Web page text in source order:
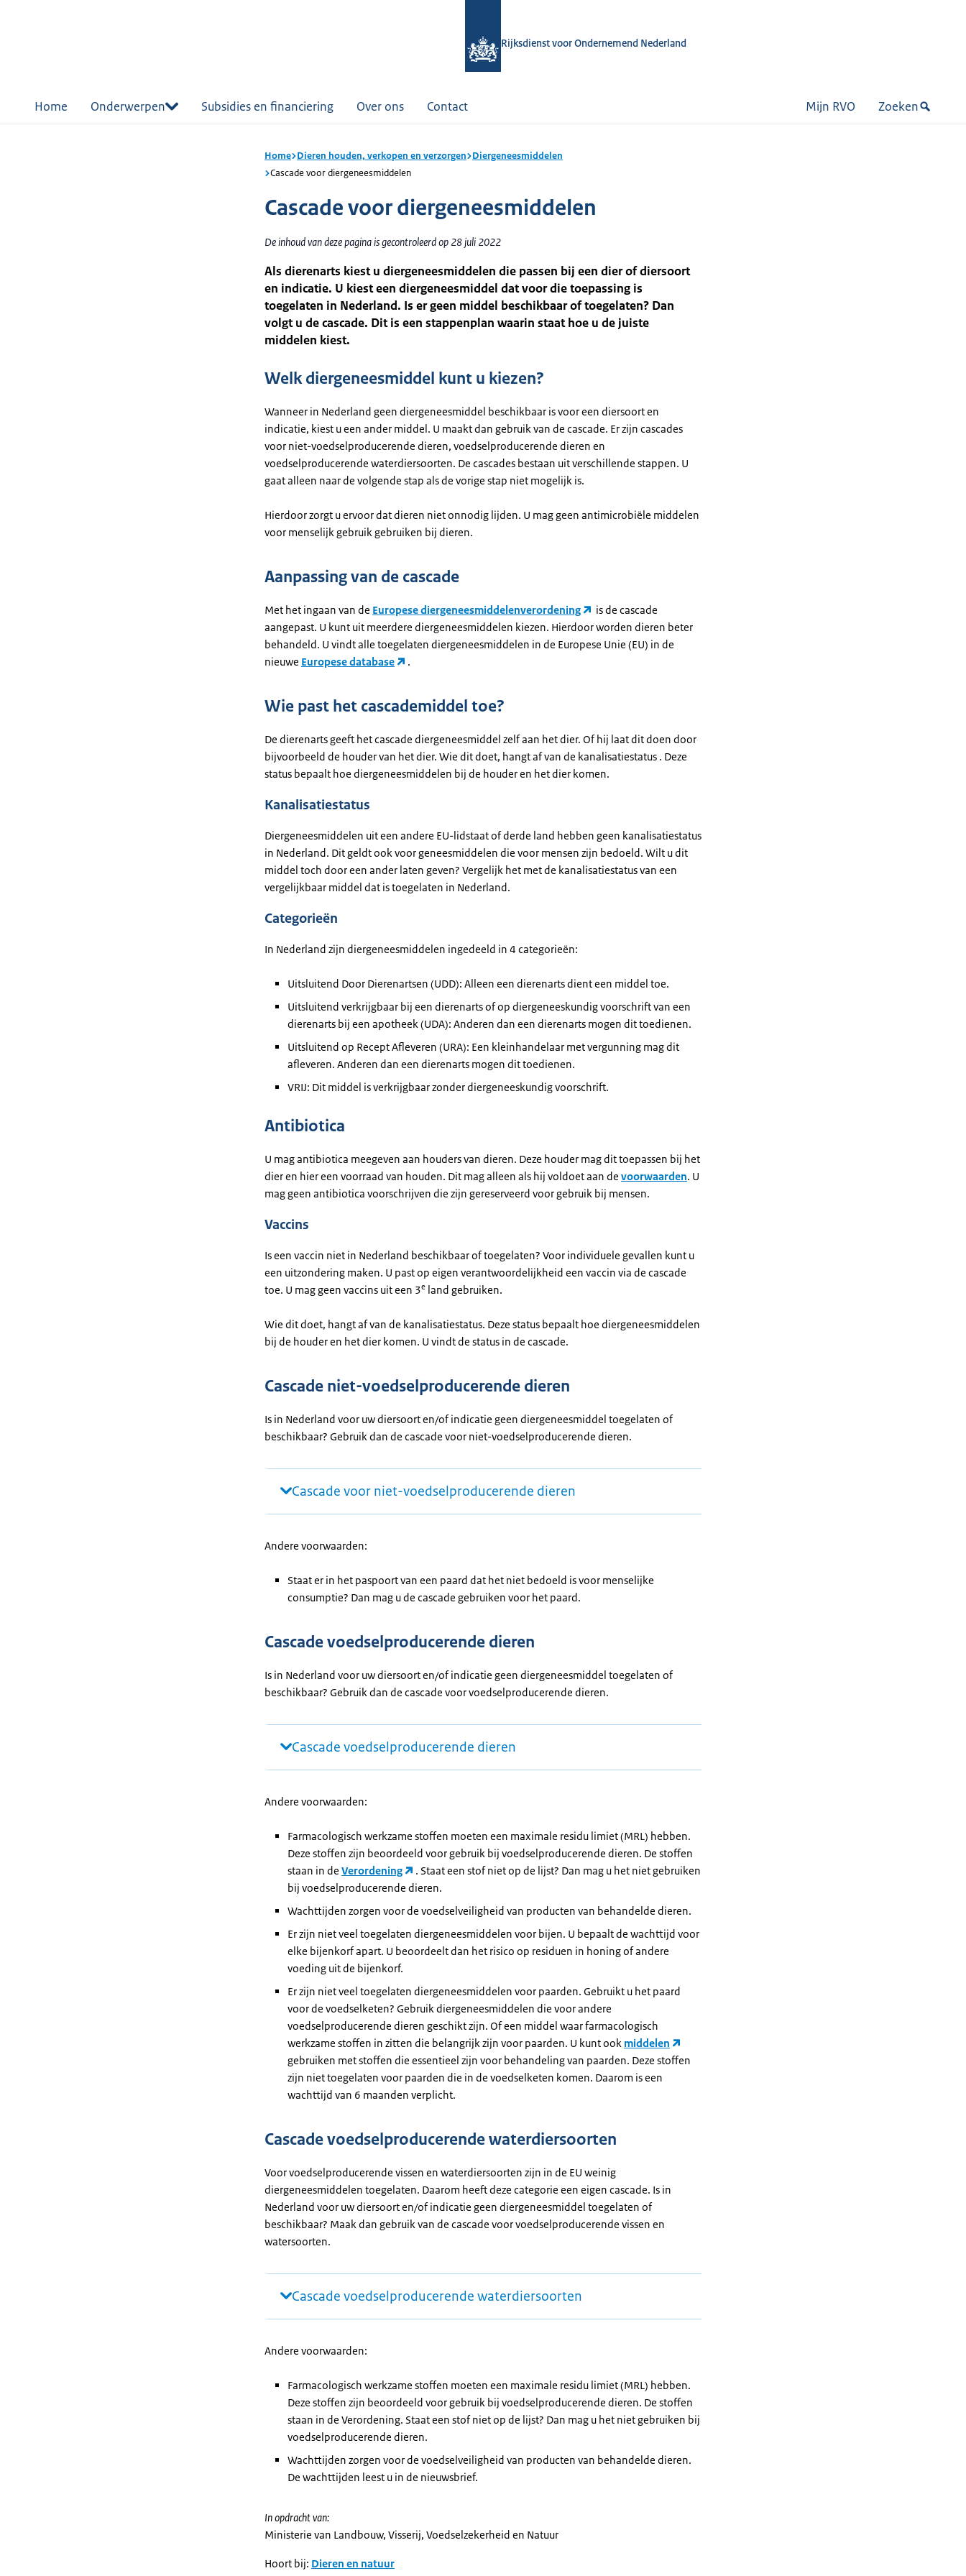
Rijksdienst voor Ondernemend Nederland
Home Onderwerpen Subsidies en financiering Over ons Contact Mijn RVO Zoeken
Home Dieren houden, verkopen en verzorgen Diergeneesmiddelen
Cascade voor diergeneesmiddelen
Cascade voor diergeneesmiddelen
De inhoud van deze pagina is gecontroleerd op 28 juli 2022
Als dierenarts kiest u diergeneesmiddelen die passen bij een dier of diersoort
en indicatie. U kiest een diergeneesmiddel dat voor die toepassing is
toegelaten in Nederland. Is er geen middel beschikbaar of toegelaten? Dan
volgt u de cascade. Dit is een stappenplan waarin staat hoe u de juiste
middelen kiest.
Welk diergeneesmiddel kunt u kiezen?
Wanneer in Nederland geen diergeneesmiddel beschikbaar is voor een diersoort en
indicatie, kiest u een ander middel. U maakt dan gebruik van de cascade. Er zijn cascades
voor niet-voedselproducerende dieren, voedselproducerende dieren en
voedselproducerende waterdiersoorten. De cascades bestaan uit verschillende stappen. U
gaat alleen naar de volgende stap als de vorige stap niet mogelijk is.
Hierdoor zorgt u ervoor dat dieren niet onnodig lijden. U mag geen antimicrobiële middelen
voor menselijk gebruik gebruiken bij dieren.
Aanpassing van de cascade
Met het ingaan van de Europese diergeneesmiddelenverordening
is de cascade
aangepast. U kunt uit meerdere diergeneesmiddelen kiezen. Hierdoor worden dieren beter
behandeld. U vindt alle toegelaten diergeneesmiddelen in de Europese Unie (EU) in de
nieuwe Europese database .
Wie past het cascademiddel toe?
De dierenarts geeft het cascade diergeneesmiddel zelf aan het dier. Of hij laat dit doen door
bijvoorbeeld de houder van het dier. Wie dit doet, hangt af van de kanalisatiestatus . Deze
status bepaalt hoe diergeneesmiddelen bij de houder en het dier komen.
Kanalisatiestatus
Diergeneesmiddelen uit een andere EU-lidstaat of derde land hebben geen kanalisatiestatus
in Nederland. Dit geldt ook voor geneesmiddelen die voor mensen zijn bedoeld. Wilt u dit
middel toch door een ander laten geven? Vergelijk het met de kanalisatiestatus van een
vergelijkbaar middel dat is toegelaten in Nederland.
Categorieën
In Nederland zijn diergeneesmiddelen ingedeeld in 4 categorieën:
Uitsluitend Door Dierenartsen (UDD): Alleen een dierenarts dient een middel toe.
Uitsluitend verkrijgbaar bij een dierenarts of op diergeneeskundig voorschrift van een
dierenarts bij een apotheek (UDA): Anderen dan een dierenarts mogen dit toedienen.
Uitsluitend op Recept Afleveren (URA): Een kleinhandelaar met vergunning mag dit
afleveren. Anderen dan een dierenarts mogen dit toedienen.
VRIJ: Dit middel is verkrijgbaar zonder diergeneeskundig voorschrift.
Antibiotica
U mag antibiotica meegeven aan houders van dieren. Deze houder mag dit toepassen bij het
dier en hier een voorraad van houden. Dit mag alleen als hij voldoet aan de voorwaarden. U
mag geen antibiotica voorschrijven die zijn gereserveerd voor gebruik bij mensen.
Vaccins
Is een vaccin niet in Nederland beschikbaar of toegelaten? Voor individuele gevallen kunt u
een uitzondering maken. U past op eigen verantwoordelijkheid een vaccin via de cascade
toe. U mag geen vaccins uit een 3e land gebruiken.
Wie dit doet, hangt af van de kanalisatiestatus. Deze status bepaalt hoe diergeneesmiddelen
bij de houder en het dier komen. U vindt de status in de cascade.
Cascade niet-voedselproducerende dieren
Is in Nederland voor uw diersoort en/of indicatie geen diergeneesmiddel toegelaten of
beschikbaar? Gebruik dan de cascade voor niet-voedselproducerende dieren.
Cascade voor niet-voedselproducerende dieren
Andere voorwaarden:
Staat er in het paspoort van een paard dat het niet bedoeld is voor menselijke
consumptie? Dan mag u de cascade gebruiken voor het paard.
Cascade voedselproducerende dieren
Is in Nederland voor uw diersoort en/of indicatie geen diergeneesmiddel toegelaten of
beschikbaar? Gebruik dan de cascade voor voedselproducerende dieren.
Cascade voedselproducerende dieren
Andere voorwaarden:
Farmacologisch werkzame stoffen moeten een maximale residu limiet (MRL) hebben.
Deze stoffen zijn beoordeeld voor gebruik bij voedselproducerende dieren. De stoffen
staan in de Verordening
. Staat een stof niet op de lijst? Dan mag u het niet gebruiken
bij voedselproducerende dieren.
Wachttijden zorgen voor de voedselveiligheid van producten van behandelde dieren.
Er zijn niet veel toegelaten diergeneesmiddelen voor bijen. U bepaalt de wachttijd voor
elke bijenkorf apart. U beoordeelt dan het risico op residuen in honing of andere
voeding uit de bijenkorf.
Er zijn niet veel toegelaten diergeneesmiddelen voor paarden. Gebruikt u het paard
voor de voedselketen? Gebruik diergeneesmiddelen die voor andere
voedselproducerende dieren geschikt zijn. Of een middel waar farmacologisch
werkzame stoffen in zitten die belangrijk zijn voor paarden. U kunt ook middelen
gebruiken met stoffen die essentieel zijn voor behandeling van paarden. Deze stoffen
zijn niet toegelaten voor paarden die in de voedselketen komen. Daarom is een
wachttijd van 6 maanden verplicht.
Cascade voedselproducerende waterdiersoorten
Voor voedselproducerende vissen en waterdiersoorten zijn in de EU weinig
diergeneesmiddelen toegelaten. Daarom heeft deze categorie een eigen cascade. Is in
Nederland voor uw diersoort en/of indicatie geen diergeneesmiddel toegelaten of
beschikbaar? Maak dan gebruik van de cascade voor voedselproducerende vissen en
watersoorten.
Cascade voedselproducerende waterdiersoorten
Andere voorwaarden:
Farmacologisch werkzame stoffen moeten een maximale residu limiet (MRL) hebben.
Deze stoffen zijn beoordeeld voor gebruik bij voedselproducerende dieren. De stoffen
staan in de Verordening. Staat een stof niet op de lijst? Dan mag u het niet gebruiken bij
voedselproducerende dieren.
Wachttijden zorgen voor de voedselveiligheid van producten van behandelde dieren.
De wachttijden leest u in de nieuwsbrief.
In opdracht van:
Ministerie van Landbouw, Visserij, Voedselzekerheid en Natuur
Hoort bij: Dieren en natuur